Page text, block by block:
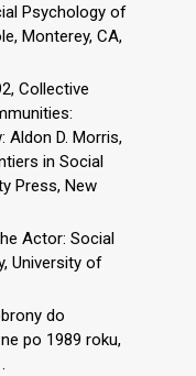
Psychology of
Monterey, CA,
Collective
Aldon D. Morris,
in Social
Press, New
Actor: Social
University of
do
po 1989 roku,